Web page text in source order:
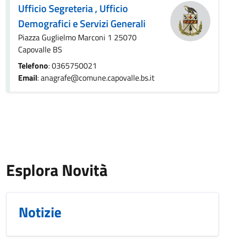
Ufficio Segreteria , Ufficio
Demografici e Servizi Generali
Piazza Guglielmo Marconi 1 25070
Capovalle BS
Telefono: 0365750021
Email: anagrafe@comune.capovalle.bs.it
Esplora Novità
Notizie